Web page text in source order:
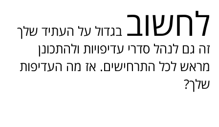
לחשוב בגדול על העתיד שלך
זה גם לנהל סדרי עדיפויות ולהתכונן
מראש לכל התרחישים. אז מה העדיפות
שלך?